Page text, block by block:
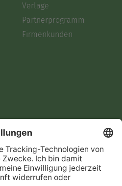
Verlage
Partnerprogramm
Firmenkunden